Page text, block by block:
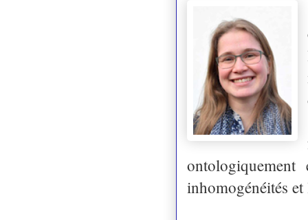
inhomogénéités